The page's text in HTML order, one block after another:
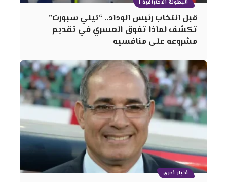
البطولة الاحترافية 1
قبل انتخاب رئيس الوداد.. “تيلي سبورت”
تكشف لماذا تفوق العسري في تقديم
مشروعه على منافسيه
أخبار أخرى